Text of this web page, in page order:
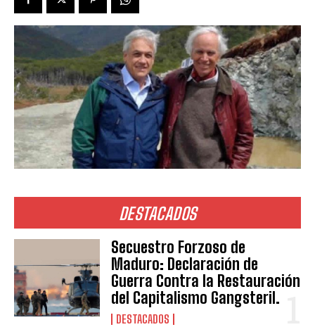
DESTACADOS
Secuestro Forzoso de
Maduro: Declaración de
Guerra Contra la Restauración
del Capitalismo Gangsteril.
DESTACADOS